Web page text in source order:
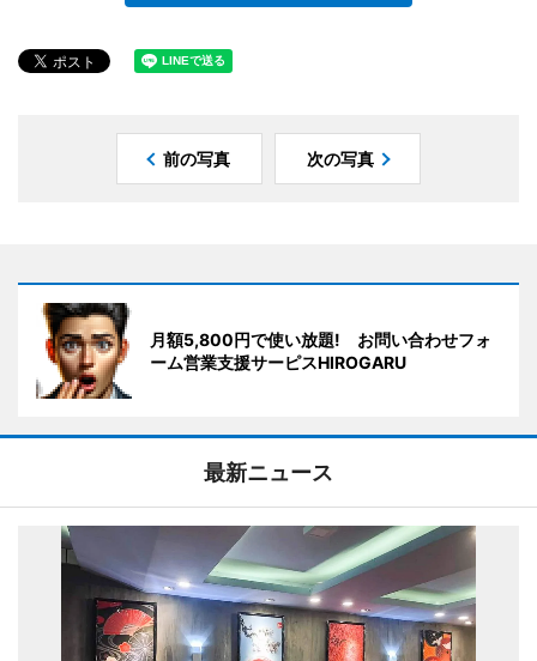
前の写真 次の写真
月額5,800円で使い放題! お問い合わせフォ
ーム営業支援サーピスHIROGARU
最新ニュース